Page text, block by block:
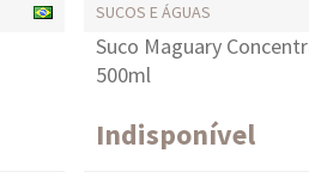
SUCOS E ÁGUAS
Suco Maguary
500ml
Indisponível